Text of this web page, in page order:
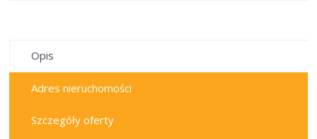
Opis
Adres nieruchomości
Szczegóły oferty